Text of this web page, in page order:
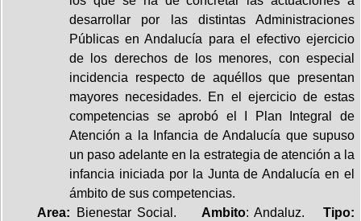
desarrollar por las distintas Administraciones
Públicas en Andalucía para el efectivo ejercicio
de los derechos de los menores, con especial
incidencia respecto de aquéllos que presentan
mayores necesidades. En el ejercicio de estas
competencias se aprobó el I Plan Integral de
Atención a la Infancia de Andalucía que supuso
un paso adelante en la estrategia de atención a la
infancia iniciada por la Junta de Andalucía en el
ámbito de sus competencias.
Area: Bienestar Social. Ambito: Andaluz.Tipo: